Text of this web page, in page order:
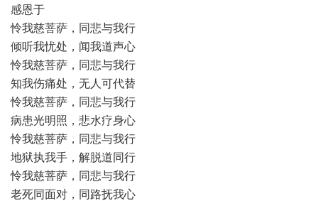
感恩于
怜我慈菩萨，同悲与我行
倾听我忧处，闻我道声心
怜我慈菩萨，同悲与我行
知我伤痛处，无人可代替
怜我慈菩萨，同悲与我行
病患光明照，悲水疗身心
怜我慈菩萨，同悲与我行
地狱执我手，解脱道同行
怜我慈菩萨，同悲与我行
老死同面对，同路抚我心